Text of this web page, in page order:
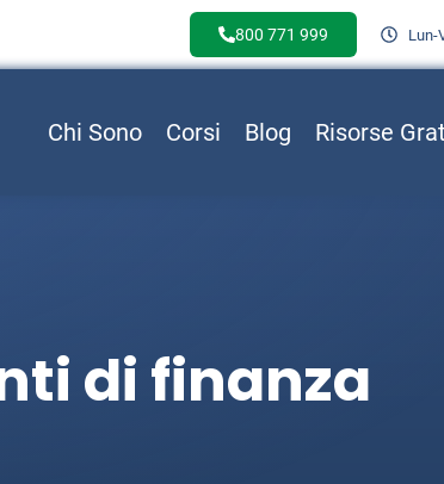
800 771 999 Lun-
Chi Sono Corsi Blog Risorse
di finanza